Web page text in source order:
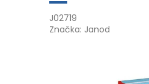
J02719
Značka: Janod